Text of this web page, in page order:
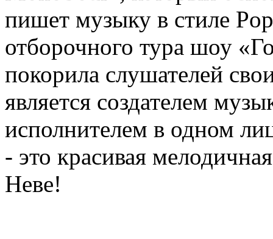
пишет музыку в стиле
отборочного тура шоу
покорила слушателей
является создателем
исполнителем в одном
- это красивая
Неве!